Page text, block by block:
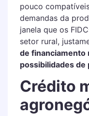
pouco
demandas da
janela que os
setor rural,
de financiamento
possibilidades
Crédito